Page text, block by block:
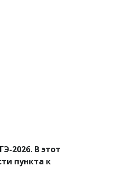
2026. В этот
пункта к